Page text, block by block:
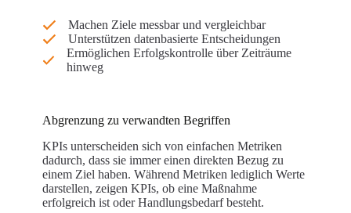
Machen Ziele messbar und vergleichbar
Unterstützen datenbasierte Entscheidungen
Ermöglichen Erfolgskontrolle über Zeiträume
hinweg
Abgrenzung zu verwandten Begriffen
KPIs unterscheiden sich von einfachen Metriken
dadurch, dass sie immer einen direkten Bezug zu
einem Ziel haben. Während Metriken lediglich Werte
darstellen, zeigen KPIs, ob eine Maßnahme
erfolgreich ist oder Handlungsbedarf besteht.